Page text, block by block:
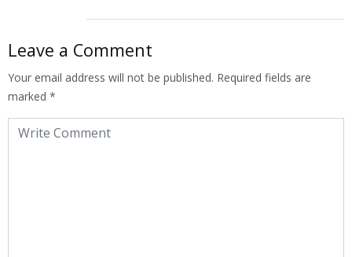
Leave a Comment
Your email address will not be published. Required fields are
marked *